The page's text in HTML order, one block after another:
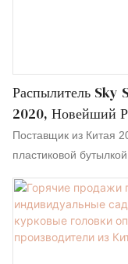
Распылитель Sky
2020, Новейший
Бутылок С
Распылителем
Поставщик из Китая
пластиковой
развитию отрасли.
национальным